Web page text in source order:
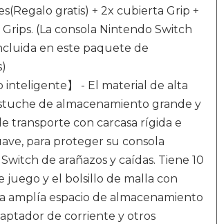
gratis) + 2x cubierta Grip +
(La consola Nintendo Switch
en este paquete de
inteligente】 - El material de alta
de almacenamiento grande y
transporte con carcasa rígida e
para proteger su consola
de arañazos y caídas. Tiene 10
juego y el bolsillo de malla con
amplía espacio de almacenamiento
de corriente y otros